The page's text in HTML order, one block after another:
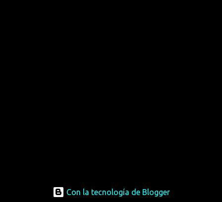
Con la tecnología de Blogger